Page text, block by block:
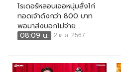
ไรเดอร์หลอนเจอหนุ่มสั่งไก่
ทอดเจ้าดังกว่า 800 บาท
พอมาส่งบอกไม่จ่าย...
08:09 น.
2 ต.ค. 2567